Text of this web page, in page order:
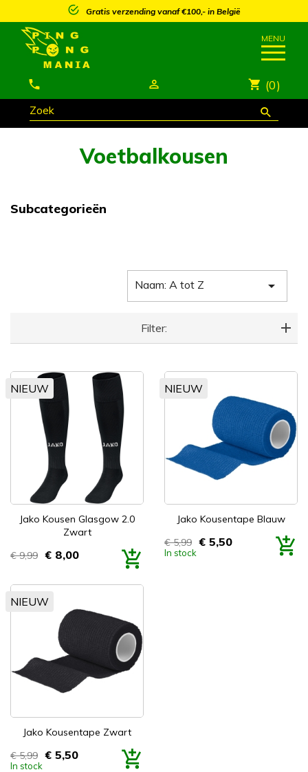
Gratis verzending vanaf €100,- in België
(0)
Voetbalkousen
Subcategorieën
Naam: A tot Z 
Filter:
Jako Kousen Glasgow 2.0
Zwart
Prijs
€ 9,99 € 8,00
NIEUW
Jako Kousentape Blauw
Prijs
€ 5,99 € 5,50
In stock
NIEUW
Jako Kousentape Zwart
Prijs
€ 5,99 € 5,50
In stock
NIEUW